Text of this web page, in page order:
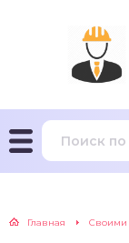
Главная Своими